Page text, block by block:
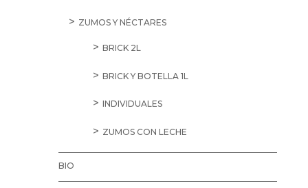
ZUMOS Y NÉCTARES
BRICK 2L
BRICK Y BOTELLA 1L
INDIVIDUALES
ZUMOS CON LECHE
BIO